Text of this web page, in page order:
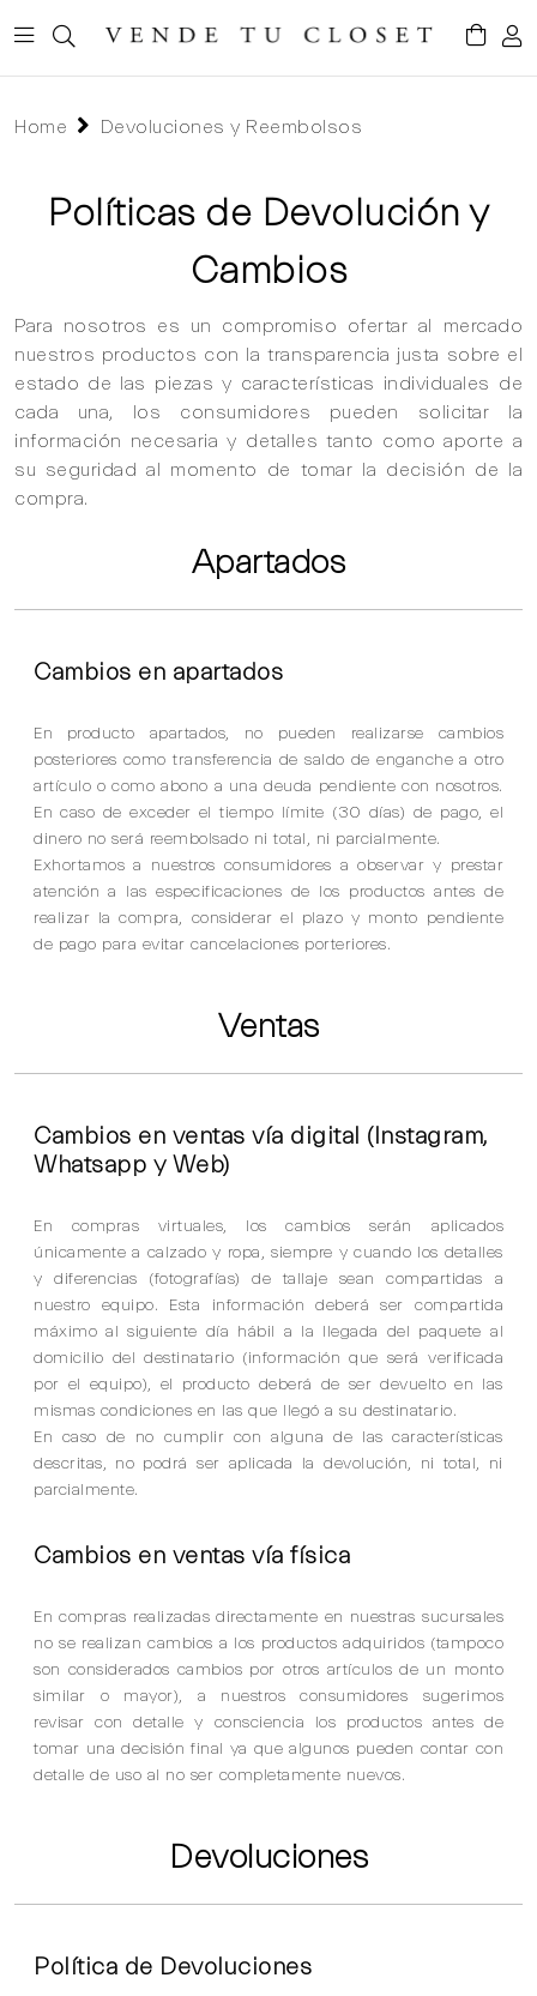
Home Devoluciones y Reembolsos
Políticas de Devolución y
Cambios
Para nosotros es un compromiso ofertar al mercado
nuestros productos con la transparencia justa sobre el
estado de las piezas y características individuales de
cada una, los consumidores pueden solicitar la
información necesaria y detalles tanto como aporte a
su seguridad al momento de tomar la decisión de la
compra.
Apartados
Cambios en apartados
En producto apartados, no pueden realizarse cambios
posteriores como transferencia de saldo de enganche a otro
artículo o como abono a una deuda pendiente con nosotros.
En caso de exceder el tiempo límite (30 días) de pago, el
dinero no será reembolsado ni total, ni parcialmente.
Exhortamos a nuestros consumidores a observar y prestar
atención a las especificaciones de los productos antes de
realizar la compra, considerar el plazo y monto pendiente
de pago para evitar cancelaciones porteriores.
Ventas
Cambios en ventas vía digital (Instagram,
Whatsapp y Web)
En compras virtuales, los cambios serán aplicados
únicamente a calzado y ropa, siempre y cuando los detalles
y diferencias (fotografías) de tallaje sean compartidas a
nuestro equipo. Esta información deberá ser compartida
máximo al siguiente día hábil a la llegada del paquete al
domicilio del destinatario (información que será verificada
por el equipo), el producto deberá de ser devuelto en las
mismas condiciones en las que llegó a su destinatario.
En caso de no cumplir con alguna de las características
descritas, no podrá ser aplicada la devolución, ni total, ni
parcialmente.
Cambios en ventas vía física
En compras realizadas directamente en nuestras sucursales
no se realizan cambios a los productos adquiridos (tampoco
son considerados cambios por otros artículos de un monto
similar o mayor), a nuestros consumidores sugerimos
revisar con detalle y consciencia los productos antes de
tomar una decisión final ya que algunos pueden contar con
detalle de uso al no ser completamente nuevos.
Devoluciones
Política de Devoluciones